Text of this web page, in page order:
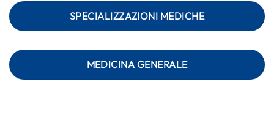
SPECIALIZZAZIONI MEDICHE
MEDICINA GENERALE